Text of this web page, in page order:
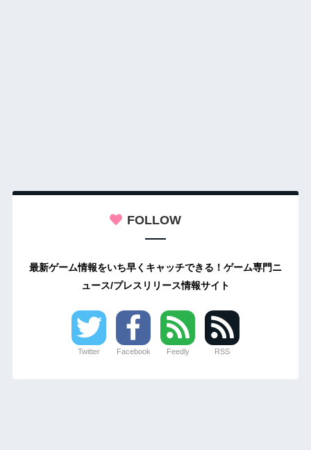
FOLLOW
最新ゲーム情報をいち早くキャッチできる！ゲーム専門ニ
ュース/プレスリリース情報サイト
Twitter Facebook Feedly RSS